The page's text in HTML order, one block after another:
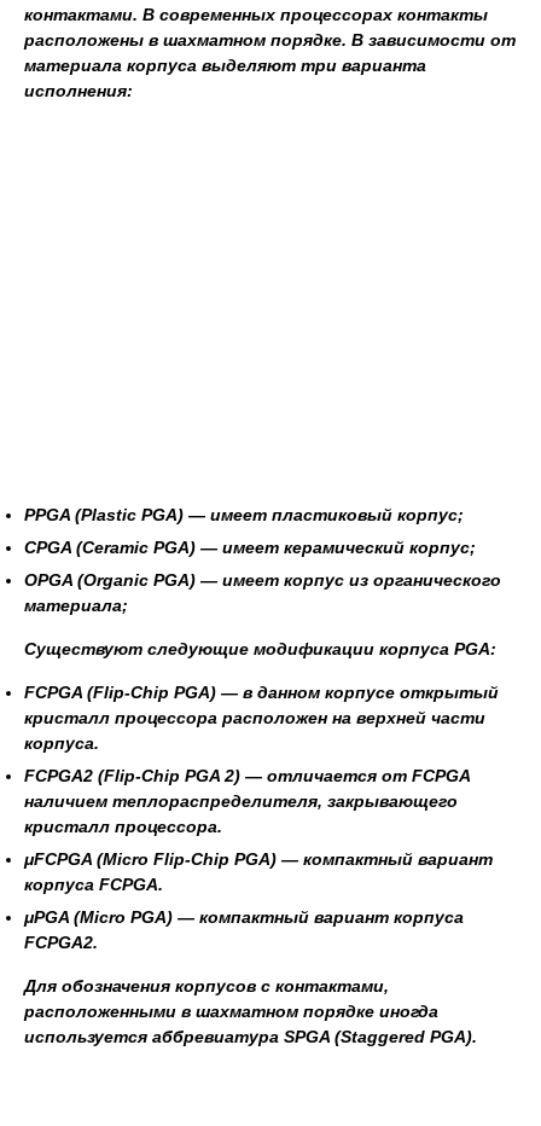
контактами. В современных процессорах контакты
расположены в шахматном порядке. В зависимости от
материала корпуса выделяют три варианта
исполнения:
PPGA (Plastic PGA) — имеет пластиковый корпус;
CPGA (Ceramic PGA) — имеет керамический корпус;
OPGA (Organic PGA) — имеет корпус из органического
материала;
Существуют следующие модификации корпуса PGA:
FCPGA (Flip-Chip PGA) — в данном корпусе открытый
кристалл процессора расположен на верхней части
корпуса.
FCPGA2 (Flip-Chip PGA 2) — отличается от FCPGA
наличием теплораспределителя, закрывающего
кристалл процессора.
μFCPGA (Micro Flip-Chip PGA) — компактный вариант
корпуса FCPGA.
μPGA (Micro PGA) — компактный вариант корпуса
FCPGA2.
Для обозначения корпусов с контактами,
расположенными в шахматном порядке иногда
используется аббревиатура SPGA (Staggered PGA).